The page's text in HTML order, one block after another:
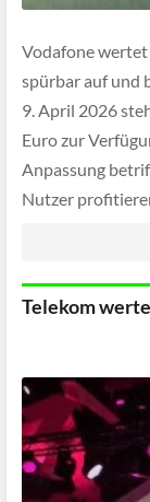
Vodafone wertet
spürbar auf und
9. April 2026
Euro zur
Anpassung
Nutzer
Telekom